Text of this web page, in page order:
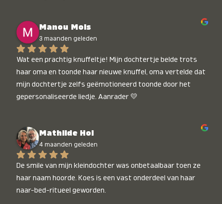
Manou Mols
3 maanden geleden
Wat een prachtig knuffeltje! Mijn dochtertje belde trots
haar oma en toonde haar nieuwe knuffel, oma vertelde dat
mijn dochtertje zelfs geëmotioneerd toonde door het
gepersonaliseerde liedje. Aanrader 💛
Mathilde Hol
4 maanden geleden
De smile van mijn kleindochter was onbetaalbaar toen ze
haar naam hoorde. Koes is een vast onderdeel van haar
naar-bed-ritueel geworden.